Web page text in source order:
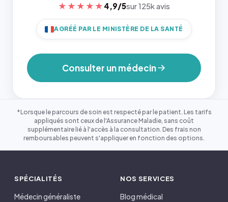
★★★★★ 4,9/5sur 125k avis
AGRÉÉ PAR LE MINISTÈRE DE LA SANTÉ
Consulter un médecin
*Lorsque le parcours de soin est respecté par le patient. Les tarifs
appliqués sont ceux de l'Assurance Maladie, sans coût
supplémentaire lié à l'accès à la consultation. Des frais non
remboursables peuvent s'appliquer en fonction des options.
SPÉCIALITÉS
Médecin généraliste
NOS SERVICES
Blog médical